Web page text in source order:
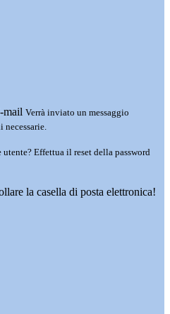
mail Verrà inviato un messaggio
Effettua il reset della password
la casella di posta elettronica!